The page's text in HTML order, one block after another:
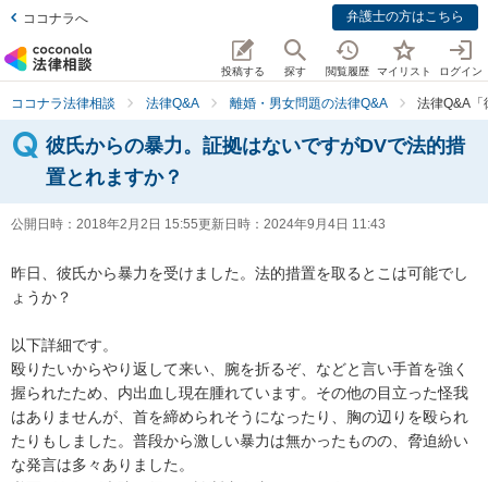
ココナラへ 弁護士の方はこちら
投稿する 探す 閲覧履歴 マイリスト ログイン
ココナラ法律相談 法律Q&A 離婚・男女問題の法律Q&A 法律Q&A
彼氏からの暴力。証拠はないですがDVで法的措
置とれますか？
公開日時： 2018年2月2日 15:55更新日時： 2024年9月4日 11:43
昨日、彼氏から暴力を受けました。法的措置を取るとこは可能でし
ょうか？
以下詳細です。
殴りたいからやり返して来い、腕を折るぞ、などと言い手首を強く
握られたため、内出血し現在腫れています。その他の目立った怪我
はありませんが、首を締められそうになったり、胸の辺りを殴られ
たりもしました。普段から激しい暴力は無かったものの、脅迫紛い
な発言は多々ありました。